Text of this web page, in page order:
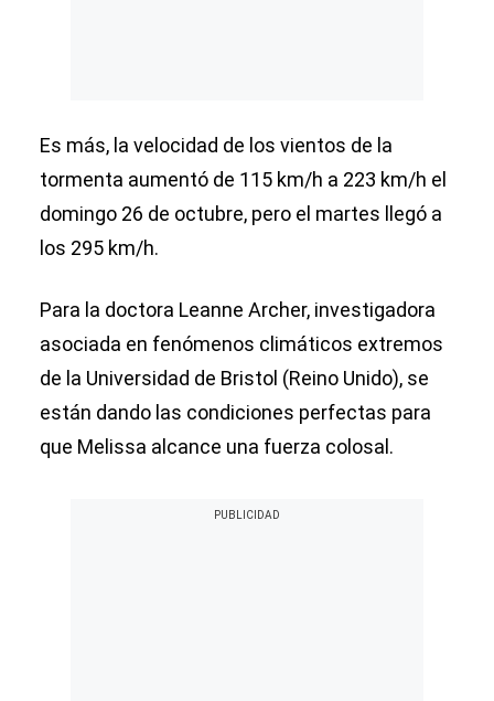
Es más, la velocidad de los vientos de la
tormenta aumentó de 115 km/h a 223 km/h el
domingo 26 de octubre, pero el martes llegó a
los 295 km/h.
Para la doctora Leanne Archer, investigadora
asociada en fenómenos climáticos extremos
de la Universidad de Bristol (Reino Unido), se
están dando las condiciones perfectas para
que Melissa alcance una fuerza colosal.